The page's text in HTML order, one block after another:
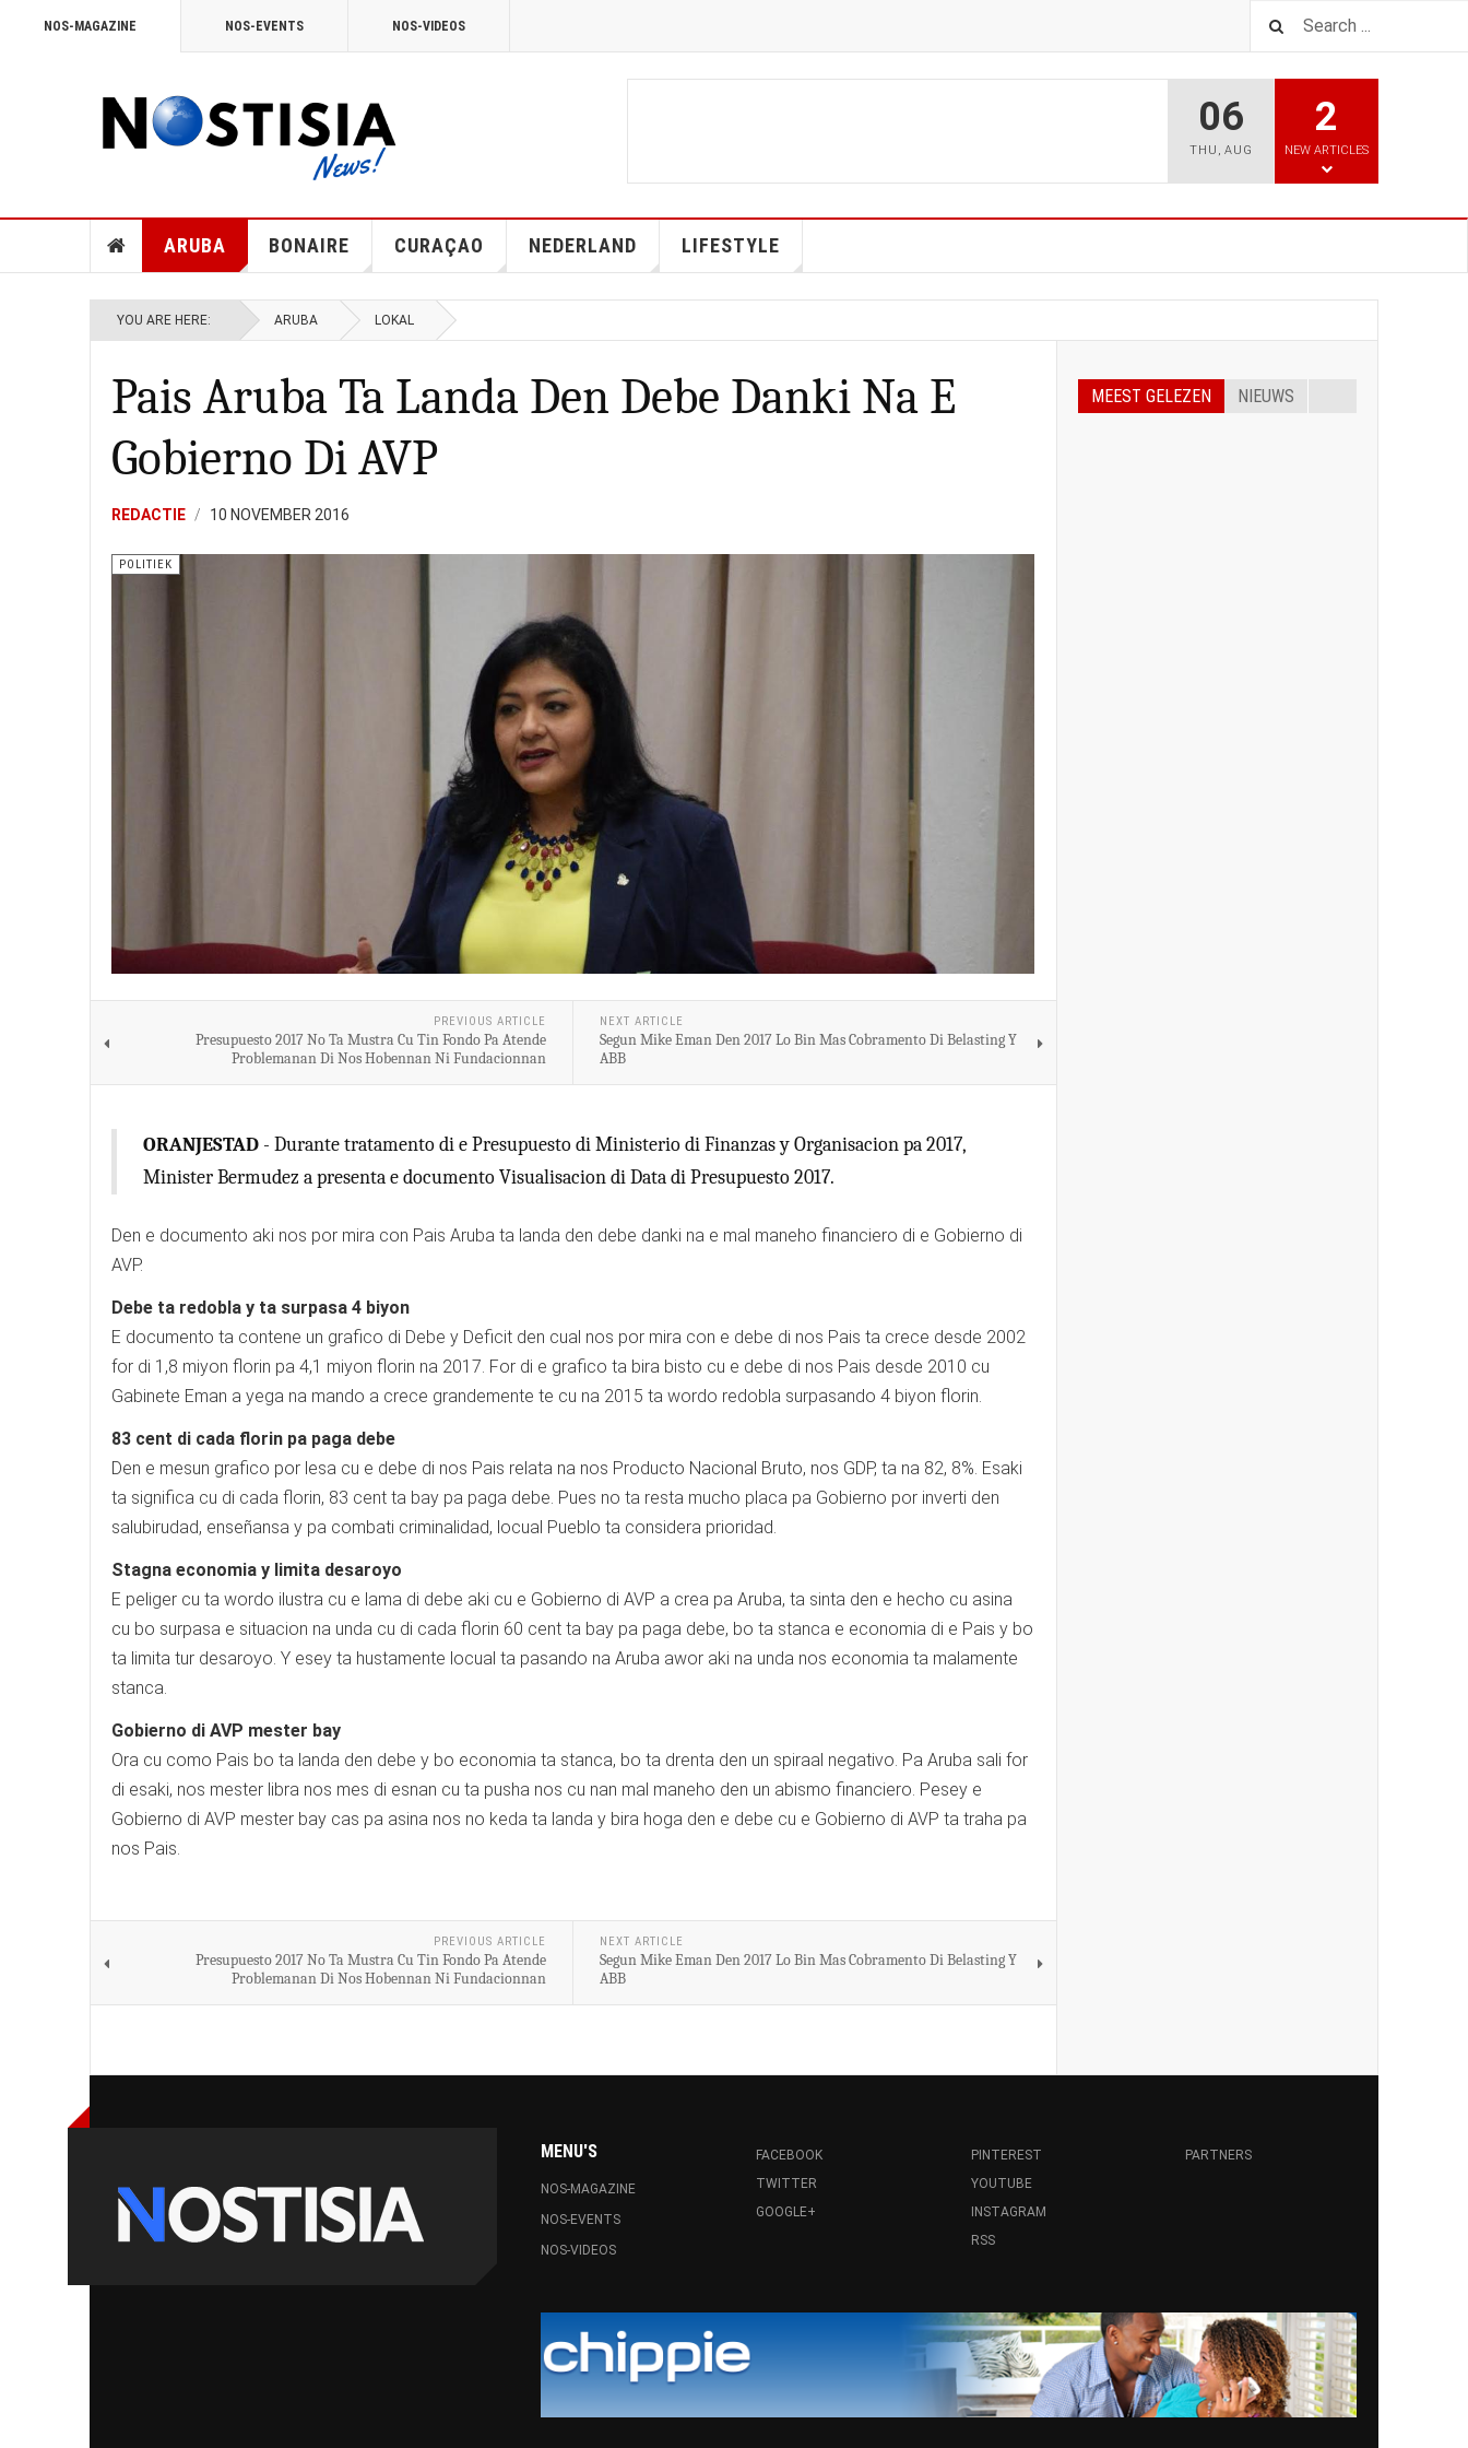
NOS-MAGAZINE NOS-EVENTS NOS-VIDEOS
06
THU , AUG
2
NEW ARTICLES
ARUBA BONAIRE CURAÇAO NEDERLAND LIFESTYLE
YOU ARE HERE: ARUBA LOKAL
Pais Aruba Ta Landa Den Debe Danki Na E
Gobierno Di AVP
REDACTIE 10 NOVEMBER 2016
POLITIEK
PREVIOUS ARTICLE
Presupuesto 2017 No Ta Mustra Cu Tin Fondo Pa Atende
Problemanan Di Nos Hobennan Ni Fundacionnan
NEXT ARTICLE
Segun Mike Eman Den 2017 Lo Bin Mas Cobramento Di Belasting Y
ABB
ORANJESTAD - Durante tratamento di e Presupuesto di Ministerio di Finanzas y Organisacion pa 2017,
Minister Bermudez a presenta e documento Visualisacion di Data di Presupuesto 2017.
Den e documento aki nos por mira con Pais Aruba ta landa den debe danki na e mal maneho financiero di e Gobierno di
AVP.
Debe ta redobla y ta surpasa 4 biyon
E documento ta contene un grafico di Debe y Deficit den cual nos por mira con e debe di nos Pais ta crece desde 2002
for di 1,8 miyon florin pa 4,1 miyon florin na 2017. For di e grafico ta bira bisto cu e debe di nos Pais desde 2010 cu
Gabinete Eman a yega na mando a crece grandemente te cu na 2015 ta wordo redobla surpasando 4 biyon florin.
83 cent di cada florin pa paga debe
Den e mesun grafico por lesa cu e debe di nos Pais relata na nos Producto Nacional Bruto, nos GDP, ta na 82, 8%. Esaki
ta significa cu di cada florin, 83 cent ta bay pa paga debe. Pues no ta resta mucho placa pa Gobierno por inverti den
salubirudad, enseñansa y pa combati criminalidad, locual Pueblo ta considera prioridad.
Stagna economia y limita desaroyo
E peliger cu ta wordo ilustra cu e lama di debe aki cu e Gobierno di AVP a crea pa Aruba, ta sinta den e hecho cu asina
cu bo surpasa e situacion na unda cu di cada florin 60 cent ta bay pa paga debe, bo ta stanca e economia di e Pais y bo
ta limita tur desaroyo. Y esey ta hustamente locual ta pasando na Aruba awor aki na unda nos economia ta malamente
stanca.
Gobierno di AVP mester bay
Ora cu como Pais bo ta landa den debe y bo economia ta stanca, bo ta drenta den un spiraal negativo. Pa Aruba sali for
di esaki, nos mester libra nos mes di esnan cu ta pusha nos cu nan mal maneho den un abismo financiero. Pesey e
Gobierno di AVP mester bay cas pa asina nos no keda ta landa y bira hoga den e debe cu e Gobierno di AVP ta traha pa
nos Pais.
PREVIOUS ARTICLE
Presupuesto 2017 No Ta Mustra Cu Tin Fondo Pa Atende
Problemanan Di Nos Hobennan Ni Fundacionnan
NEXT ARTICLE
Segun Mike Eman Den 2017 Lo Bin Mas Cobramento Di Belasting Y
ABB
MEEST GELEZEN NIEUWS
MENU'S
NOS-MAGAZINE
NOS-EVENTS
NOS-VIDEOS
FACEBOOK
TWITTER
GOOGLE+
PINTEREST
YOUTUBE
INSTAGRAM
RSS
PARTNERS